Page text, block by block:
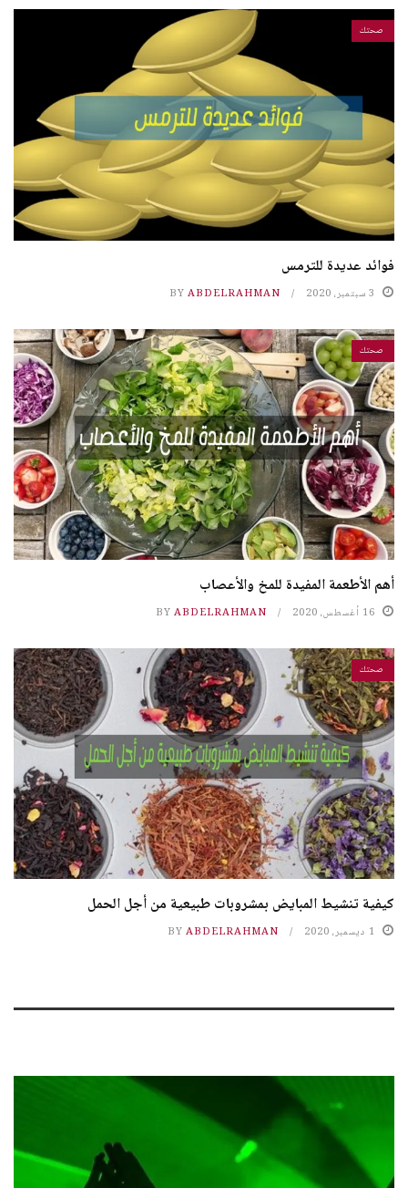
صحتك
فوائد عديدة للترمس
3 سبتمبر، 2020 BY ABDELRAHMAN
صحتك
أهم الأطعمة المفيدة للمخ والأعصاب
16 أغسطس، 2020 BY ABDELRAHMAN
صحتك
كيفية تنشيط المبايض بمشروبات طبيعية من أجل الحمل
1 ديسمبر، 2020 BY ABDELRAHMAN